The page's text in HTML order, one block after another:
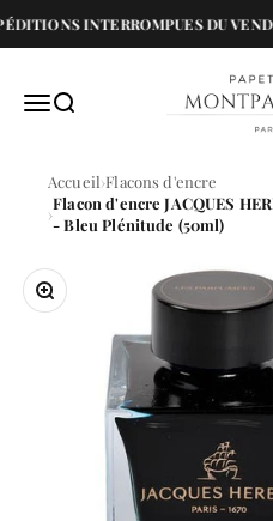
Passer au contenu
INTERROMPUES DU
MenuRecherche
Papeterie
Accueil Flacons d'encre
Flacon d'encre JACQUES
- Bleu Plénitude (50ml)
Zoomer sur l'image